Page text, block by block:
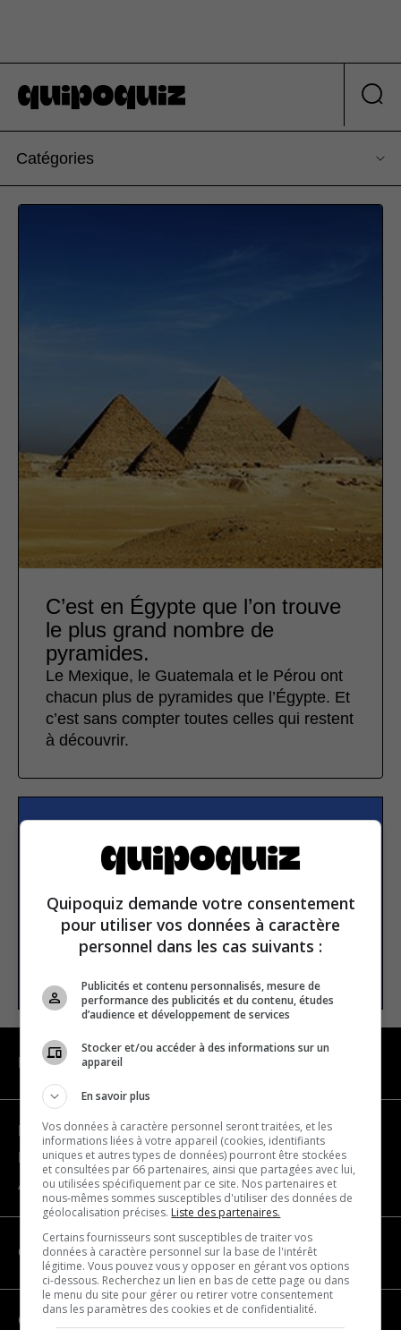
Catégories
C’est en Égypte que l’on trouve
le plus grand nombre de
pyramides.
Le Mexique, le Guatemala et le Pérou ont
chacun plus de pyramides que l’Égypte. Et
c’est sans compter toutes celles qui restent
à découvrir.
E-mail
NAVIGATION
Devenir partenaire
Nous joindre
À propos
CATÉGORIES
Géographie
Quipoquiz demande votre consentement
pour utiliser vos données à caractère
personnel dans les cas suivants :
Publicités et contenu personnalisés, mesure de
performance des publicités et du contenu, études
d’audience et développement de services
Stocker et/ou accéder à des informations sur un
appareil
En savoir plus
Vos données à caractère personnel seront traitées, et les
informations liées à votre appareil (cookies, identifiants
uniques et autres types de données) pourront être stockées
et consultées par 66 partenaires, ainsi que partagées avec lui,
ou utilisées spécifiquement par ce site. Nos partenaires et
nous-mêmes sommes susceptibles d'utiliser des données de
géolocalisation précises. Liste des partenaires.
Certains fournisseurs sont susceptibles de traiter vos
données à caractère personnel sur la base de l'intérêt
légitime. Vous pouvez vous y opposer en gérant vos options
ci-dessous. Recherchez un lien en bas de cette page ou dans
le menu du site pour gérer ou retirer votre consentement
dans les paramètres des cookies et de confidentialité.